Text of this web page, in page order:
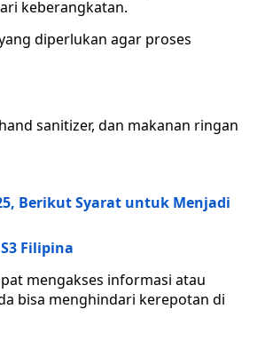
keberangkatan.
diperlukan agar proses
sanitizer, dan makanan ringan
Berikut Syarat untuk Menjadi
Filipina
mengakses informasi atau
bisa menghindari kerepotan di